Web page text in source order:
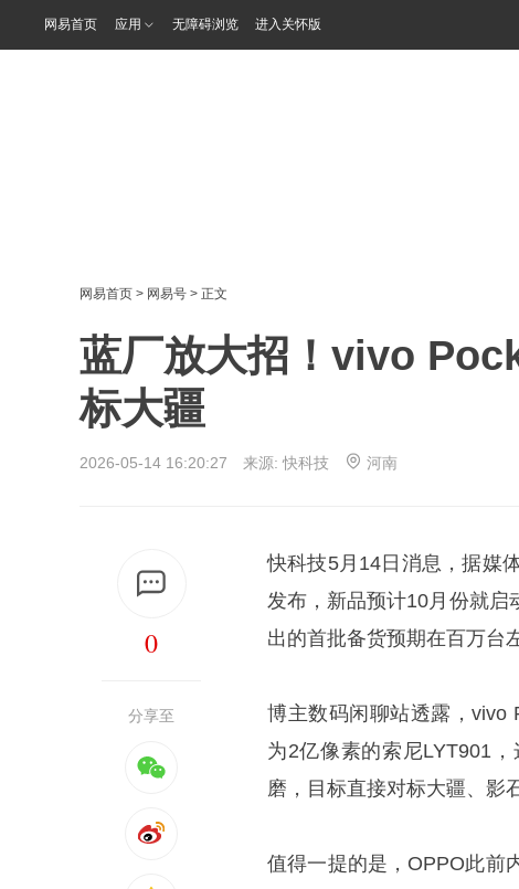
网易首页 应用 无障碍浏览 进入关怀版
网易首页 > 网易号 > 正文
蓝厂放大招！vivo
标大疆
2026-05-14 16:20:27 来源:快科技 河南
0
分享至
快科技5月14日消息，据媒
发布，新品预计10月份就启
出的首批备货预期在百万台
博主数码闲聊站透露，vivo
为2亿像素的索尼LYT901
磨，目标直接对标大疆、影
值得一提的是，OPPO此前